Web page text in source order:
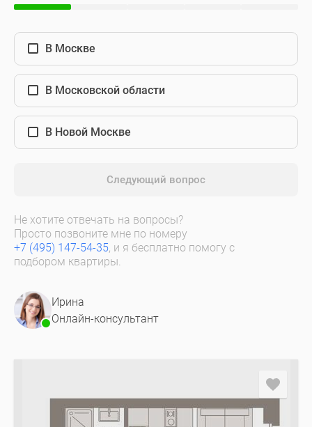
В Москве
В Московской области
В Новой Москве
Следующий вопрос
Не хотите отвечать на вопросы?
Просто позвоните мне по номеру
+7 (495) 147-54-35, и я бесплатно помогу с
подбором квартиры.
Ирина
Онлайн-консультант